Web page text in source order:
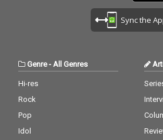
Sync the
Genre- All Genres
Hi-res
Rock
Pop
Idol